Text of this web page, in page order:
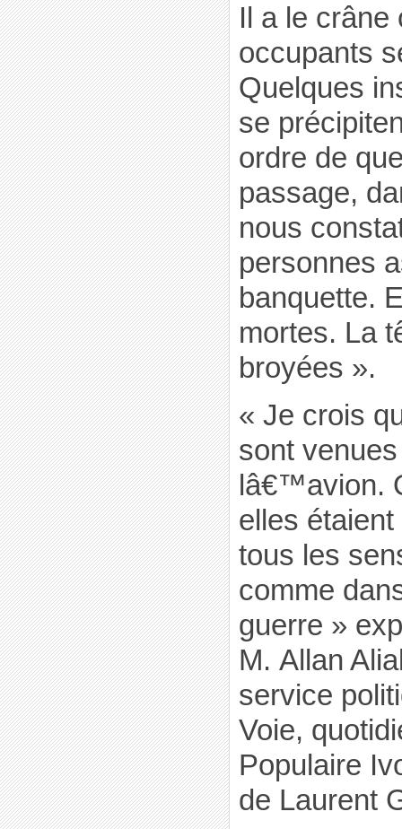
Il a le crâne
occupants
Quelques
se
ordre de
passage,
nous
personnes
banquette.
mortes. La
broyées ».
« Je crois
sont
lâ€™avion.
elles
tous les
comme
guerre »
M. Allan
service
Voie,
Populaire
de Laurent